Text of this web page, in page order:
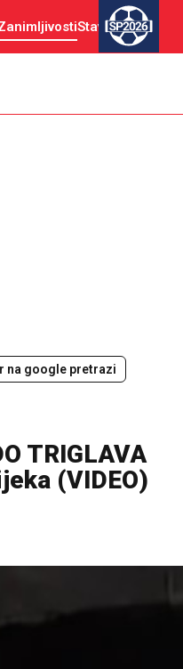
Stav SP2026
na google pretrazi
TRIGLAVA
(VIDEO)